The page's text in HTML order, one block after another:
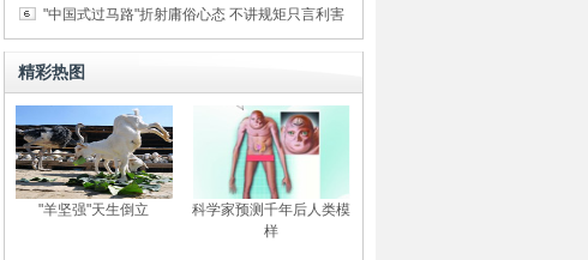
"中国式过马路"折射庸俗心态 不讲规矩只言利害
精彩热图
"羊坚强"天生倒立
科学家预测千年后人类模
样